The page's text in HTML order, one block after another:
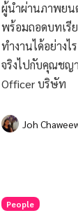
ผู้นำผ่านภาพยน
พร้อมถอดบทเรี
ทำงานได้อย่างไ
จริงไปกับคุณชญ
Officer บริษัท
Joh
People